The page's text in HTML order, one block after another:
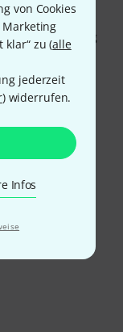
von Cookies
klar“ zu (alle
jederzeit
) widerrufen.
Infos
PayPal,
Ratenzahlung